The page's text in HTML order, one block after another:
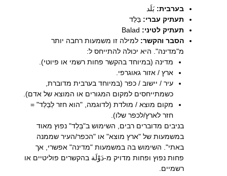
בערבית: بَلَد
תעתיק עברי: בַּלַד
תעתיק לטיני:
הסבר והקשר: למילה זו משמעות רחבה יותר
מ"מדינה". היא יכולה להתייחס ל:
מדינה (במיוחד בהקשר פחות רשמי או פיוטי).
ארץ / אזור גאוגרפי.
עיר / יישוב / כפר (במיוחד בערבית מדוברת,
כשמתייחסים למקום המגורים או המוצא של אדם).
מקום מוצא / מולדת (לדוגמה, "הוא חזר לַבַּלַד" =
חזר לארץ/לכפר שלו).
בניבים מדוברים רבים, השימוש ב"בַּלַד" נפוץ מאוד
במשמעות של "ארץ מוצא" או "הכפר/העיר שממנה
באתי". השימוש בה במשמעות "מדינה" אפשרי, אך
פחות נפוץ ופחות מדויק מ-دَوْلَة בהקשרים פוליטיים או
רשמיים.